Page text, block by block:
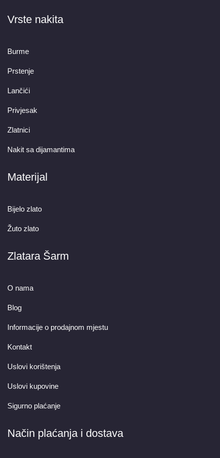
Vrste nakita
Burme
Prstenje
Lančići
Privjesak
Zlatnici
Nakit sa dijamantima
Materijal
Bijelo zlato
Žuto zlato
Zlatara Šarm
O nama
Blog
Informacije o prodajnom mjestu
Kontakt
Uslovi korištenja
Uslovi kupovine
Sigurno plaćanje
Način plaćanja i dostava